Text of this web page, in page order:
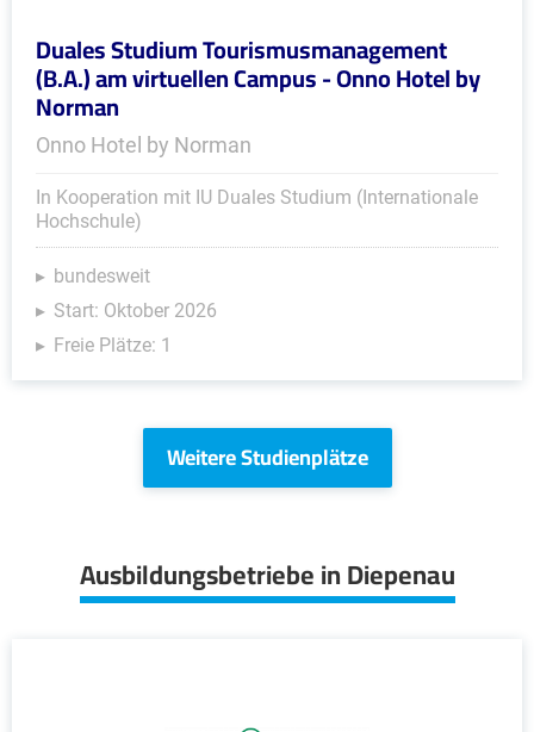
Duales Studium Tourismusmanagement
(B.A.) am virtuellen Campus - Onno Hotel by
Norman
Onno Hotel by Norman
In Kooperation mit IU Duales Studium (Internationale
Hochschule)
bundesweit
Start: Oktober 2026
Freie Plätze: 1
Weitere Studienplätze
Ausbildungsbetriebe in Diepenau